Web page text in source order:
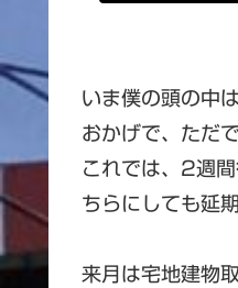
いま僕の頭の中
おかげで、ただ
これでは、2週
ちらにしても延
来月は宅地建物